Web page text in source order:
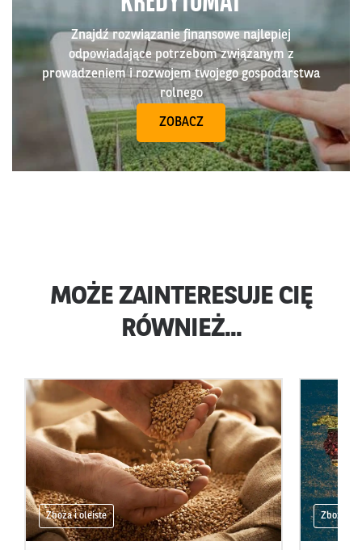
Znajdź rozwiązanie finansowe najlepiej
odpowiadające potrzebom związanym z
prowadzeniem i rozwojem twojego gospodarstwa
rolnego
ZOBACZ
MOŻE ZAINTERESUJE CIĘ
RÓWNIEŻ...
Zboża i oleiste Zboża i